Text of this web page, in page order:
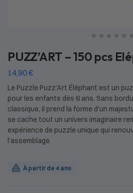
PUZZ’ART – 150 pcs
14,90€
Le Puzzle Puzz’Art Éléphant est un
pour les enfants dès 6 ans. Sans
classique, il prend la forme d’un
se cache tout un univers imaginaire
expérience de puzzle unique qui
l’assemblage.
À partir de 4 ans